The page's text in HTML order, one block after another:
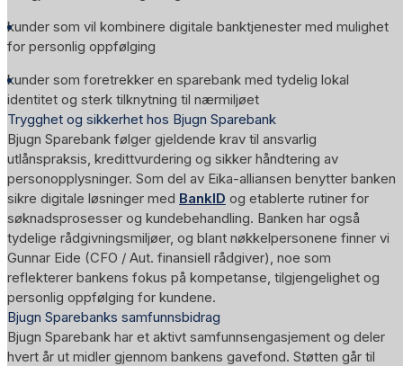
kunder som vil kombinere digitale banktjenester med mulighet
for personlig oppfølging
kunder som foretrekker en sparebank med tydelig lokal
identitet og sterk tilknytning til nærmiljøet
Trygghet og sikkerhet hos Bjugn Sparebank
Bjugn Sparebank følger gjeldende krav til ansvarlig
utlånspraksis, kredittvurdering og sikker håndtering av
personopplysninger. Som del av Eika-alliansen benytter banken
sikre digitale løsninger med BankID og etablerte rutiner for
søknadsprosesser og kundebehandling. Banken har også
tydelige rådgivningsmiljøer, og blant nøkkelpersonene finner vi
Gunnar Eide (CFO / Aut. finansiell rådgiver), noe som
reflekterer bankens fokus på kompetanse, tilgjengelighet og
personlig oppfølging for kundene.
Bjugn Sparebanks samfunnsbidrag
Bjugn Sparebank har et aktivt samfunnsengasjement og deler
hvert år ut midler gjennom bankens gavefond. Støtten går til